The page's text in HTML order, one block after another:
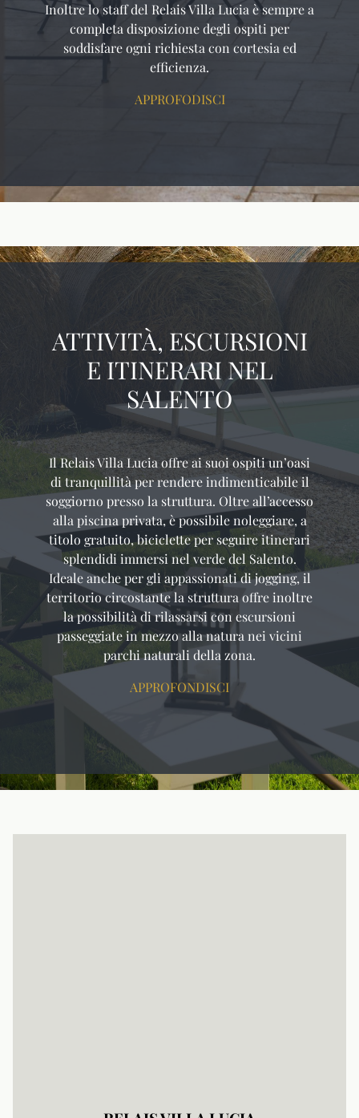
Inoltre lo staff del Relais Villa Lucia è sempre a
completa disposizione degli ospiti per
soddisfare ogni richiesta con cortesia ed
efficienza.
APPROFODISCI
ATTIVITÀ, ESCURSIONI
E ITINERARI NEL
SALENTO
Il Relais Villa Lucia offre ai suoi ospiti un’oasi
di tranquillità per rendere indimenticabile il
soggiorno presso la struttura. Oltre all’accesso
alla piscina privata, è possibile noleggiare, a
titolo gratuito, biciclette per seguire itinerari
splendidi immersi nel verde del Salento.
Ideale anche per gli appassionati di jogging, il
territorio circostante la struttura offre inoltre
la possibilità di rilassarsi con escursioni
passeggiate in mezzo alla natura nei vicini
parchi naturali della zona.
APPROFONDISCI